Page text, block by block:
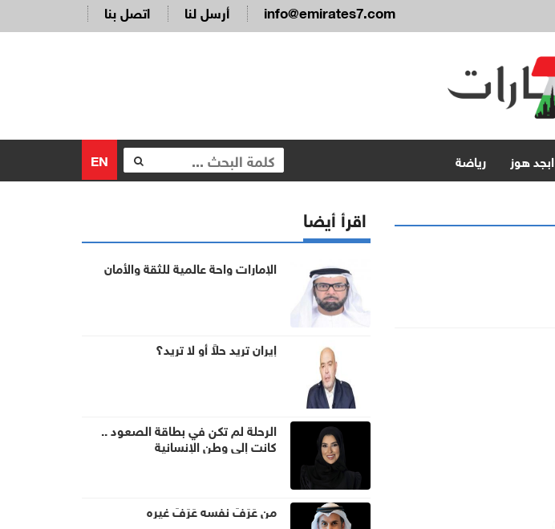
اتصل بنا أرسل لنا info@emirates7.com
ابجد هوز رياضة EN
اقرأ أيضا
الإمارات واحة عالمية للثقة والأمان
إيران تريد حلاً أو لا تريد؟
الرحلة لم تكن في بطاقة الصعود ..
كانت إلى وطن الإنسانية
من عَرَفَ نفسه عَرَفَ غيره